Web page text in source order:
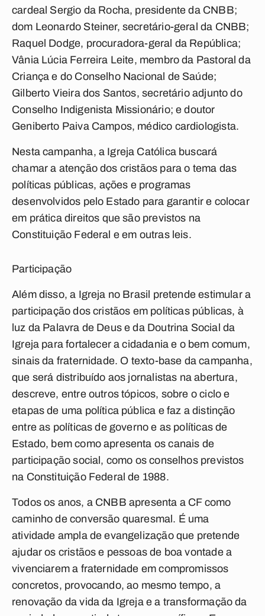
cardeal Sergio da Rocha, presidente da CNBB;
dom Leonardo Steiner, secretário-geral da CNBB;
Raquel Dodge, procuradora-geral da República;
Vânia Lúcia Ferreira Leite, membro da Pastoral da
Criança e do Conselho Nacional de Saúde;
Gilberto Vieira dos Santos, secretário adjunto do
Conselho Indigenista Missionário; e doutor
Geniberto Paiva Campos, médico cardiologista.
Nesta campanha, a Igreja Católica buscará
chamar a atenção dos cristãos para o tema das
políticas públicas, ações e programas
desenvolvidos pelo Estado para garantir e colocar
em prática direitos que são previstos na
Constituição Federal e em outras leis.
Participação
Além disso, a Igreja no Brasil pretende estimular a
participação dos cristãos em políticas públicas, à
luz da Palavra de Deus e da Doutrina Social da
Igreja para fortalecer a cidadania e o bem comum,
sinais da fraternidade. O texto-base da campanha,
que será distribuído aos jornalistas na abertura,
descreve, entre outros tópicos, sobre o ciclo e
etapas de uma política pública e faz a distinção
entre as políticas de governo e as políticas de
Estado, bem como apresenta os canais de
participação social, como os conselhos previstos
na Constituição Federal de 1988.
Todos os anos, a CNBB apresenta a CF como
caminho de conversão quaresmal. É uma
atividade ampla de evangelização que pretende
ajudar os cristãos e pessoas de boa vontade a
vivenciarem a fraternidade em compromissos
concretos, provocando, ao mesmo tempo, a
renovação da vida da Igreja e a transformação da